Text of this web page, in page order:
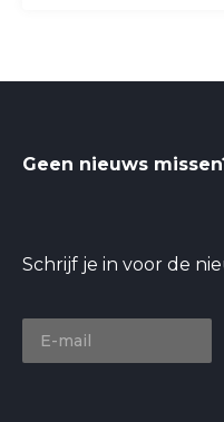
Geen nieuws
Schrijf je in voor de